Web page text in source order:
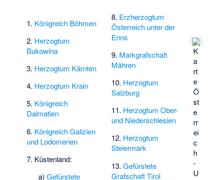
1. Königreich Böhmen
2. Herzogtum
Bukowina
3. Herzogtum Kärnten
4. Herzogtum Krain
5. Königreich
Dalmatien
6. Königreich Galizien
und Lodomerien
7. Küstenland:
a)Gefürstete
8. Erzherzogtum
Österreich unter der
Enns
9. Markgrafschaft
Mähren
10. Herzogtum
Salzburg
11. Herzogtum Ober-
und Niederschlesien
12. Herzogtum
Steiermark
13. Gefürstete
Grafschaft Tirol
K
a
rt
e
Ö
st
e
rr
ei
c
h
-
U